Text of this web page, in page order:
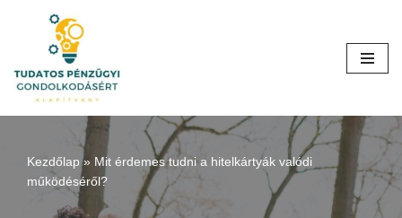
to
content
Kezdőlap» Mit érdemes tudni a hitelkártyák valódi
működéséről?